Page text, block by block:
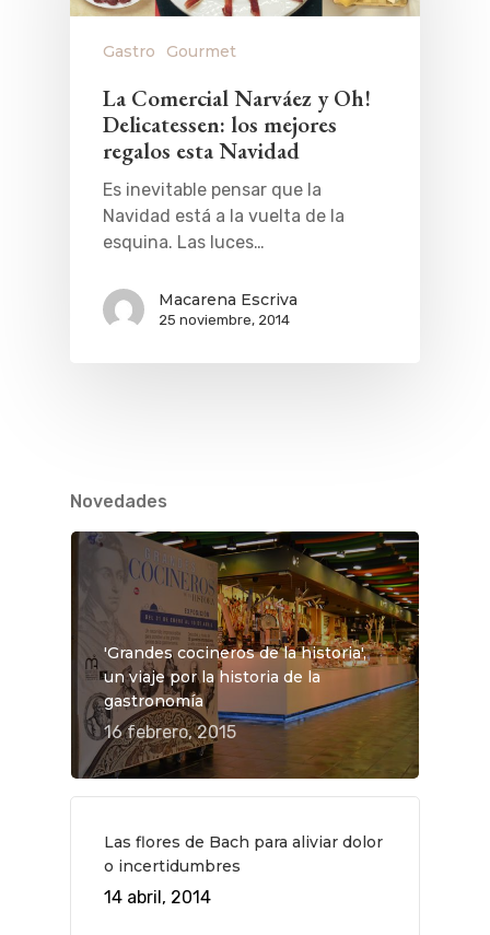
Gastro Gourmet
La Comercial Narváez y Oh!
Delicatessen: los mejores
regalos esta Navidad
Es inevitable pensar que la
Navidad está a la vuelta de la
esquina. Las luces…
Macarena Escriva
25 noviembre, 2014
Novedades
'Grandes cocineros de la historia',
un viaje por la historia de la
gastronomía
16 febrero, 2015
Las flores de Bach para aliviar dolor
o incertidumbres
14 abril, 2014
QUÉ HACER